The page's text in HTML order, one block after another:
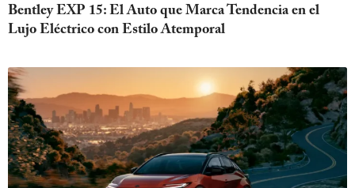
Bentley EXP 15: El Auto que Marca Tendencia en el
Lujo Eléctrico con Estilo Atemporal